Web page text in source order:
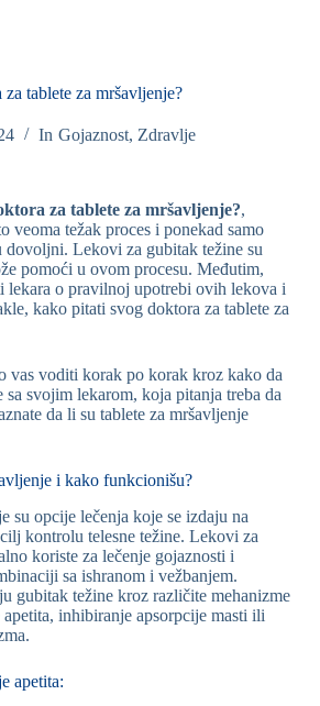
tablete za mršavljenje?
In Gojaznost, Zdravlje
za tablete za mršavljenje?,
veoma težak proces i ponekad samo
dovoljni. Lekovi za gubitak težine su
pomoći u ovom procesu. Međutim,
lekara o pravilnoj upotrebi ovih lekova i
kako pitati svog doktora za tablete za
vas voditi korak po korak kroz kako da
sa svojim lekarom, koja pitanja treba da
da li su tablete za mršavljenje
i kako funkcionišu?
su opcije lečenja koje se izdaju na
kontrolu telesne težine. Lekovi za
koriste za lečenje gojaznosti i
sa ishranom i vežbanjem.
gubitak težine kroz različite mehanizme
inhibiranje apsorpcije masti ili
apetita: